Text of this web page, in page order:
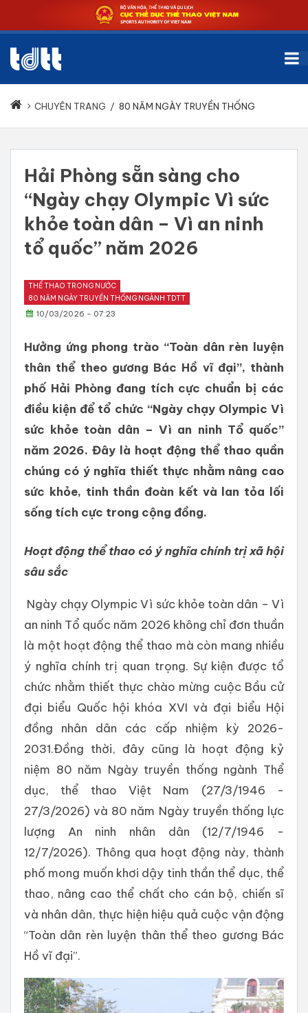
CHUYÊN TRANG / 80 NĂM NGÀY TRUYỀN THỐNG
Hải Phòng sẵn sàng cho
“Ngày chạy Olympic Vì sức
khỏe toàn dân – Vì an ninh
tổ quốc” năm 2026
THỂ THAO TRONG NƯỚC
80 NĂM NGÀY TRUYỀN THỐNG NGÀNH TDTT
10/03/2026 - 07:23
Hưởng ứng phong trào “Toàn dân rèn luyện
thân thể theo gương Bác Hồ vĩ đại”, thành
phố Hải Phòng đang tích cực chuẩn bị các
điều kiện để tổ chức “Ngày chạy Olympic Vì
sức khỏe toàn dân – Vì an ninh Tổ quốc”
năm 2026. Đây là hoạt động thể thao quần
chúng có ý nghĩa thiết thực nhằm nâng cao
sức khỏe, tinh thần đoàn kết và lan tỏa lối
sống tích cực trong cộng đồng.
Hoạt động thể thao có ý nghĩa chính trị xã hội
sâu sắc
Ngày chạy Olympic Vì sức khỏe toàn dân – Vì
an ninh Tổ quốc năm 2026 không chỉ đơn thuần
là một hoạt động thể thao mà còn mang nhiều
ý nghĩa chính trị quan trọng. Sự kiện được tổ
chức nhằm thiết thực chào mừng cuộc Bầu cử
đại biểu Quốc hội khóa XVI và đại biểu Hội
đồng nhân dân các cấp nhiệm kỳ 2026-
2031.Đồng thời, đây cũng là hoạt động kỷ
niệm 80 năm Ngày truyền thống ngành Thể
dục, thể thao Việt Nam (27/3/1946 -
27/3/2026) và 80 năm Ngày truyền thống lực
lượng An ninh nhân dân (12/7/1946 -
12/7/2026). Thông qua hoạt động này, thành
phố mong muốn khơi dậy tinh thần thể dục, thể
thao, nâng cao thể chất cho cán bộ, chiến sĩ
và nhân dân, thực hiện hiệu quả cuộc vận động
“Toàn dân rèn luyện thân thể theo gương Bác
Hồ vĩ đại”.